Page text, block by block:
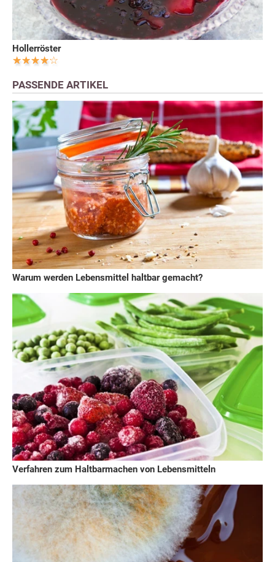
Hollerröster
PASSENDE ARTIKEL
Warum werden Lebensmittel haltbar gemacht?
Verfahren zum Haltbarmachen von Lebensmitteln